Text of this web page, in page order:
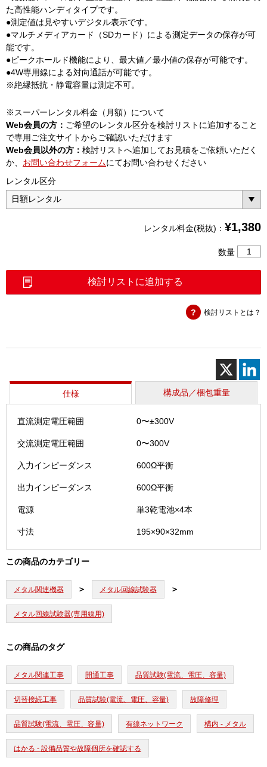
た高性能ハンディタイプです。
●測定値は見やすいデジタル表示です。
●マルチメディアカード（SDカード）による測定データの保存が可
能です。
●ピークホールド機能により、最大値／最小値の保存が可能です。
●4W専用線による対向通話が可能です。
※絶縁抵抗・静電容量は測定不可。
※スーパーレンタル料金（月額）について
Web会員の方： ご希望のレンタル区分を検討リストに追加すること
で専用ご注文サイトからご確認いただけます
Web会員以外の方： 検討リストへ追加してお見積をご依頼いただく
か、 お問い合わせフォームにてお問い合わせください
レンタル区分
レンタル料金(税抜)： ¥1,380
数量
ル
器
(LM
－
検討リストに追加する
検討リストとは？
仕様 構成品／梱包重量
直流測定電圧範囲 0〜±300V
交流測定電圧範囲 0〜300V
入力インピーダンス 600Ω平衡
出力インピーダンス 600Ω平衡
電源 単3乾電池×4本
寸法 195×90×32mm
この商品のカテゴリー
メタル関連機器 メタル回線試験器
メタル回線試験器(専用線用)
この商品のタグ
メタル関連工事 開通工事 品質試験(電流、電圧、容量)
切替接続工事 品質試験(電流、電圧、容量) 故障修理
品質試験(電流、電圧、容量) 有線ネットワーク 構内 - メタル
はかる - 設備品質や故障個所を確認する